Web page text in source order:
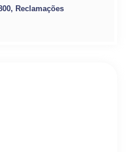
Reclamações